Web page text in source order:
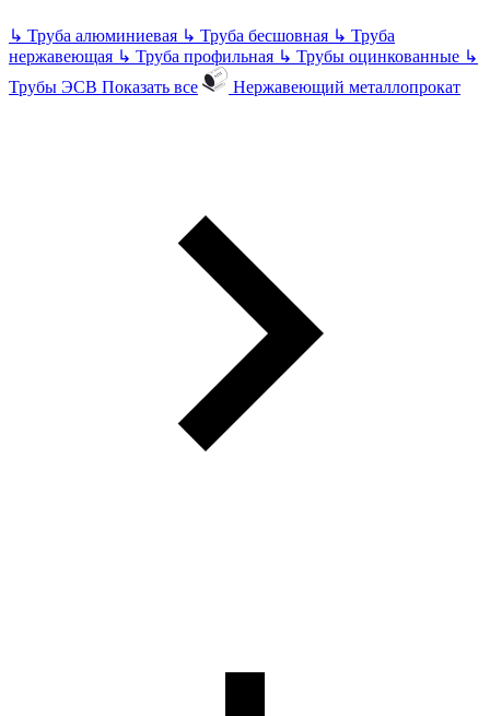
↳ Труба алюминиевая ↳ Труба бесшовная ↳ Труба
нержавеющая ↳ Труба профильная ↳ Трубы оцинкованные ↳
Трубы ЭСВ Показать все Нержавеющий металлопрокат